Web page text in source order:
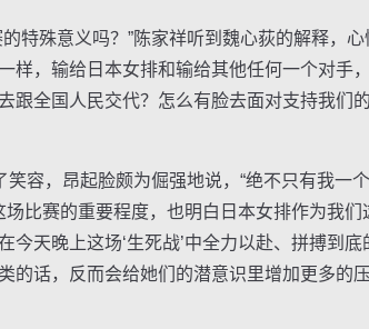
殊意义吗？”陈家祥听到魏心荻的解释，心
样，输给日本女排和输给其他任何一个对手
全国人民交代？怎么有脸去面对支持我们
容，昂起脸颇为倔强地说，“绝不只有我一
比赛的重要程度，也明白日本女排作为我们
天晚上这场‘生死战’中全力以赴、拼搏到
的话，反而会给她们的潜意识里增加更多的